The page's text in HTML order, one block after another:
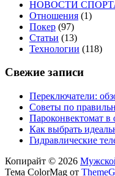
НОВОСТИ
Отношения (1)
Покер (97)
Статьи (13)
Технологии (118)
Свежие записи
Переключатели:
Советы по
Пароконвектомат
Как выбрать
Гидравлические
Копирайт © 2026
Тема ColorMag от